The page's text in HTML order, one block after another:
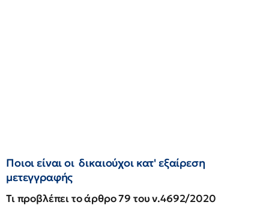
Ποιοι είναι οι δικαιούχοι κατ' εξαίρεση
μετεγγραφής
Τι προβλέπει το άρθρο 79 του ν.4692/2020